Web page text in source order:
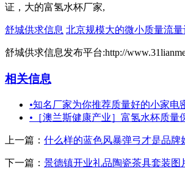
证，大的富氢水杯厂家,
舒城供求信息 北京规模大的微小质量流
舒城供求信息发布平台:http://
相关信息
•知名厂家为你推荐质量好的小家电
• ［澳兰斯健康产业］富氢水杯质量
上一篇： 什么样的蓝色风暴弹弓才是品
下一篇： 景德镇开业礼品陶瓷茶具套装图